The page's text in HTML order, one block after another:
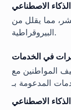
الذكاء الاصطناعي
مما يقلل من
البيروقراطية.
المواطنين مع
المدعومة بـ
الذكاء الاصطناعي